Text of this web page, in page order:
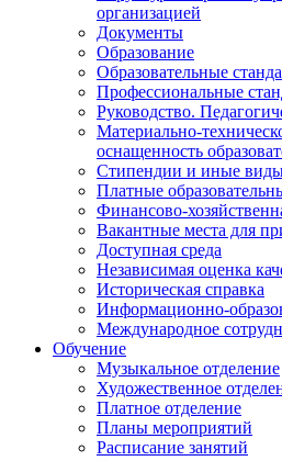
организацией
Документы
Образование
Образовательные
Профессиональные
Руководство.
Материально-
оснащенность
Стипендии и иные
Платные
Финансово-
Вакантные места для
Доступная среда
Независимая оценка
Историческая справка
Информационно-
Международное
Обучение
Музыкальное отделение
Художественное
Платное отделение
Планы мероприятий
Расписание занятий